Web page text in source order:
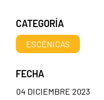
CATEGORÍA
ESCÉNICAS
FECHA
04 DICIEMBRE 2023